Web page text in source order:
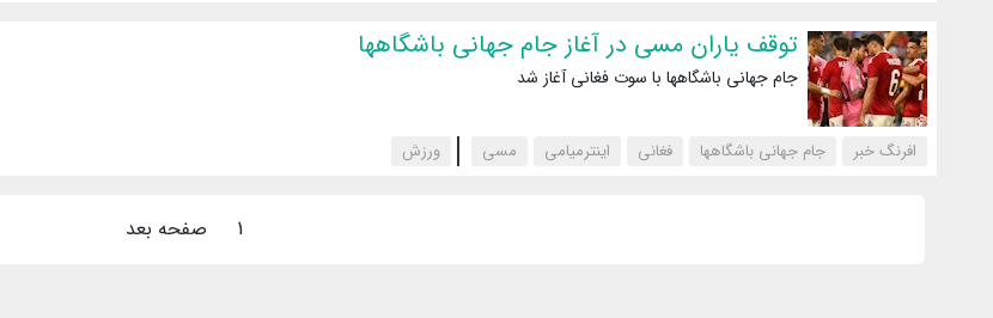
توقف یاران مسی در آغاز جام جهانی باشگاهها
جام جهانی باشگاهها با سوت فغانی آغاز شد
افرنگ خبر جام جهانی باشگاهها فغانی اینترمیامی مسی ‌ورزش
1 صفحه بعد